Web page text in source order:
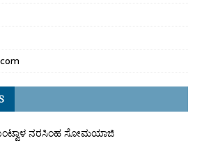
ನರಸಿಂಹ ಸೋಮಯಾಜಿ